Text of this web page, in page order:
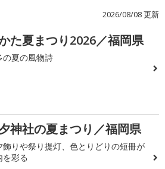
2026/08/08 更新
た夏まつり2026／福岡県
の夏の風物詩
神社の夏まつり／福岡県
飾りや祭り提灯、色とりどりの短冊が
を彩る